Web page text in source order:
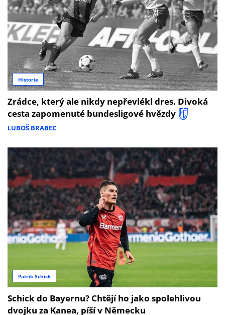
Historie
Zrádce, který ale nikdy nepřevlékl dres. Divoká
cesta zapomenuté bundesligové hvězdy
LUBOŠ BRABEC
Patrik Schick
Schick do Bayernu? Chtějí ho jako spolehlivou
dvojku za Kanea, píší v Německu